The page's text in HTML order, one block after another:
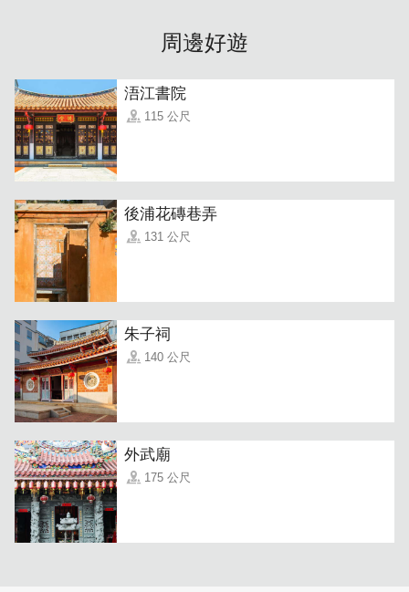
我們提供素食、熱炒、飯、麵、湯等各式菜色，更不用說一
定有的金門牛肉、石蚵料理。店內產品皆可冷凍宅配，就算
想當伴手禮也都幫您備妥妥，黑貓直接送到家！
周邊好遊
浯江書院
115 公尺
後浦花磚巷弄
131 公尺
朱子祠
140 公尺
外武廟
175 公尺